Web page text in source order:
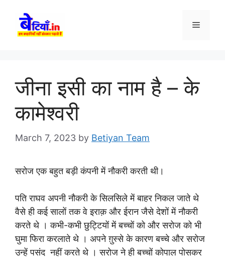
content
Menu
जीना इसी का नाम है – के
कामेश्वरी
March 7, 2023 by Betiyan Team
सरोज एक बहुत बड़ी कंपनी में नौकरी करती थी।
पति राघव अपनी नौकरी के सिलसिले में बाहर निकल जाते थे
वैसे ही कई सालों तक वे इराक़ और ईरान जैसे देशों में नौकरी
करते थे । कभी-कभी छुट्टियों में बच्चों को और सरोज को भी
घुमा फिरा करलाते थे । अपने ग़ुस्से के कारण बच्चे और सरोज
उन्हें पसंद नहीं करते थे । सरोज ने ही बच्चों कोपाल पोसकर